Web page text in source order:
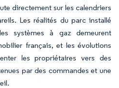
directement sur les calendriers
Les réalités du parc installé
systèmes à gaz demeurent
français, et les évolutions
les propriétaires vers des
par des commandes et une